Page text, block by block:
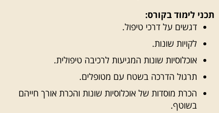
תכני לימוד בקורס:
דגשים על דרכי טיפול.
לקויות שונות.
אוכלוסיות שונות המגיעות לרכיבה טיפולית.
תרגול הדרכה בשטח עם מטופלים.
הכרת מוסדות של אוכלוסיות שונות והכרת אורך חייהם
בשוטף.